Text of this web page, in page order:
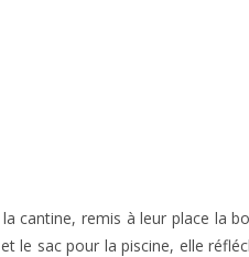
cantine, remis à leur place la
le sac pour la piscine, elle